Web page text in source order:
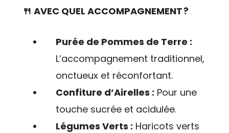
🍴 AVEC QUEL ACCOMPAGNEMENT ?
Purée de Pommes de Terre :
L’accompagnement traditionnel,
onctueux et réconfortant.
Confiture d’Airelles : Pour une
touche sucrée et acidulée.
Légumes Verts : Haricots verts